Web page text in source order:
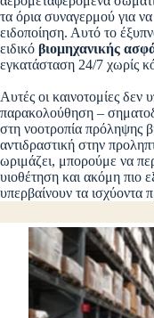
τα όρια συναγερμού για
ειδοποίηση. Αυτό το
ειδικό βιομηχανικής
εγκατάσταση 24/7 χωρίς
Αυτές οι καινοτομίες δεν
παρακολούθηση –
στη νοοτροπία πρόληψης
αντιδραστική στην
ωριμάζει, μπορούμε να
υιοθέτηση και ακόμη πιο
υπερβαίνουν τα ισχύοντα